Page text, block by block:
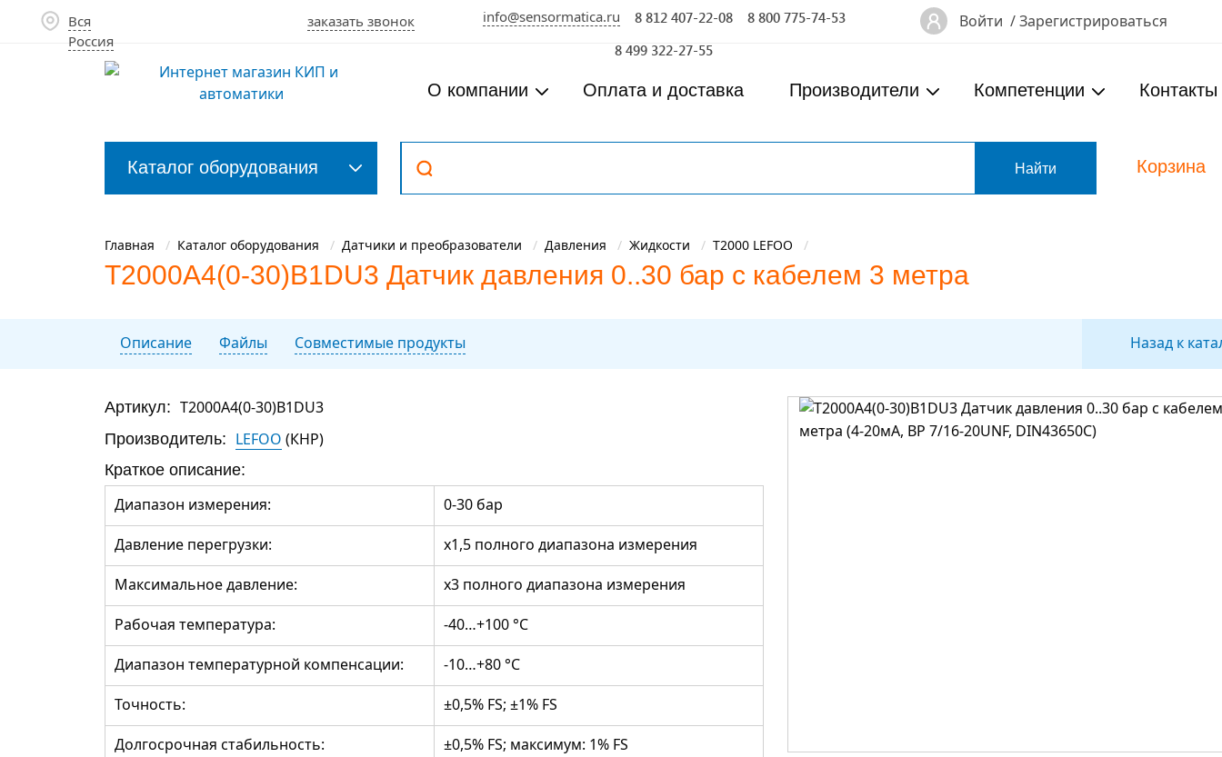
Вся
Россия
заказать звонок info@sensormatica.ru 8 812 407-22-08
8 800 775-74-53
8 499 322-27-55
Войти /Зарегистрироваться
О компании Оплата и доставка Производители Компетенции Контакты
Каталог оборудования Корзина
Главная Каталог оборудования Датчики и преобразователи Давления Жидкости T2000 LEFOO
T2000A4(0-30)B1DU3 Датчик давления 0..30 бар с кабелем 3 метра
Описание Файлы Совместимые продукты Назад к
Артикул: T2000A4(0-30)B1DU3
Производитель: LEFOO (КНР)
Краткое описание:
Диапазон измерения:
0-30 бар
Давление перегрузки:
х1,5 полного диапазона измерения
Максимальное давление:
х3 полного диапазона измерения
Рабочая температура:
-40…+100 °C
Диапазон температурной компенсации:
-10…+80 °C
Точность:
±0,5% FS; ±1% FS
Долгосрочная стабильность:
±0,5% FS; максимум: 1% FS